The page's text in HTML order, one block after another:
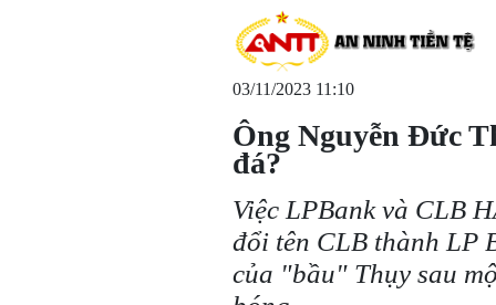
03/11/2023 11:10
Ông Nguyễn Đức
đá?
Việc LPBank và CLB
đổi tên CLB thành LP
của "bầu" Thụy sau